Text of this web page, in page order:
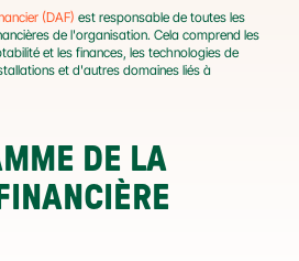
(DAF) est responsable de toutes les
de l'organisation. Cela comprend les
et les finances, les technologies de
et d'autres domaines liés à
DE LA